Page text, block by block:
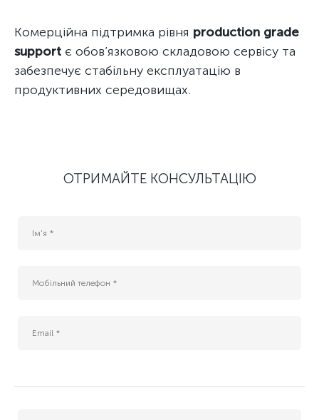
Комерційна підтримка рівня production grade
support є обов’язковою складовою сервісу та
забезпечує стабільну експлуатацію в
продуктивних середовищах.
ОТРИМАЙТЕ КОНСУЛЬТАЦІЮ